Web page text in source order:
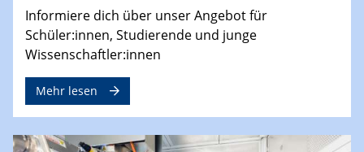
Informiere dich über unser Angebot für
Schüler:innen, Studierende und junge
Wissenschaftler:innen
Mehr lesen